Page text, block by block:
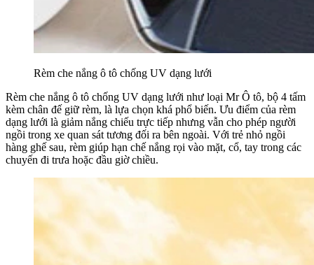
Rèm che nắng ô tô chống UV dạng lưới
Rèm che nắng ô tô chống UV dạng lưới như loại Mr Ô tô, bộ 4 tấm
kèm chân đế giữ rèm, là lựa chọn khá phổ biến. Ưu điểm của rèm
dạng lưới là giảm nắng chiếu trực tiếp nhưng vẫn cho phép người
ngồi trong xe quan sát tương đối ra bên ngoài. Với trẻ nhỏ ngồi
hàng ghế sau, rèm giúp hạn chế nắng rọi vào mặt, cổ, tay trong các
chuyến đi trưa hoặc đầu giờ chiều.